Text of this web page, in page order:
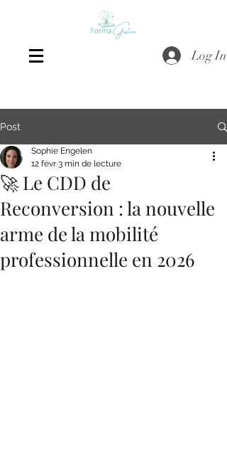
Log In
Post
🚀 Le CDD de
Reconversion : la nouvelle
arme de la mobilité
professionnelle en 2026
Sophie Engelen
12 févr.3 min de lecture